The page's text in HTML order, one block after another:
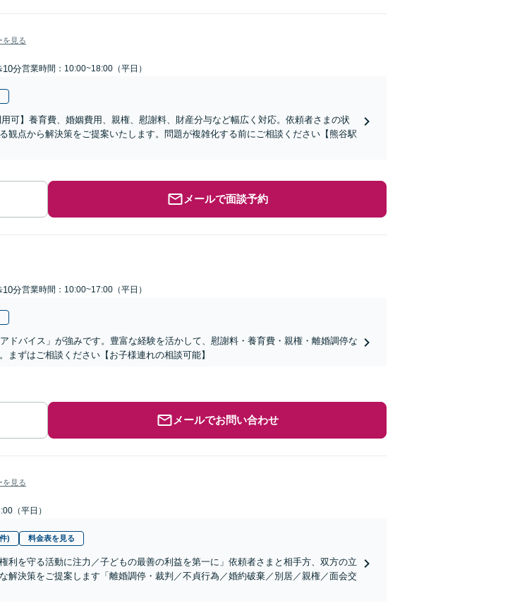
を見る
10分営業時間：10:00~18:00（平日）
用可】養育費、婚姻費用、親権、慰謝料、財産分与など幅広く対応。依頼者さまの状
観点から解決策をご提案いたします。問題が複雑化する前にご相談ください【熊谷駅
メールで面談予約
10分営業時間：10:00~17:00（平日）
ドバイス」が強みです。豊富な経験を活かして、慰謝料・養育費・親権・離婚調停な
まずはご相談ください【お子様連れの相談可能】
メールでお問い合わせ
を見る
（平日）
) 料金表を見る
利を守る活動に注力／子どもの最善の利益を第一に」依頼者さまと相手方、双方の立
解決策をご提案します「離婚調停・裁判／不貞行為／婚約破棄／別居／親権／面会交